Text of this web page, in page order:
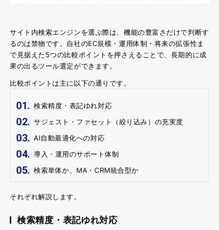
サイト内検索エンジンを選ぶ際は、機能の豊富さだけで判断す
るのは禁物です。自社のEC規模・運用体制・将来の拡張性ま
で見据えた5つの比較ポイントを押さえることで、長期的に成
果の出るツール選定ができます。
比較ポイントは主に以下の通りです。
検索精度・表記ゆれ対応
サジェスト・ファセット（絞り込み）の充実度
AI自動最適化への対応
導入・運用のサポート体制
検索単体か、MA・CRM統合型か
それぞれ解説します。
検索精度・表記ゆれ対応